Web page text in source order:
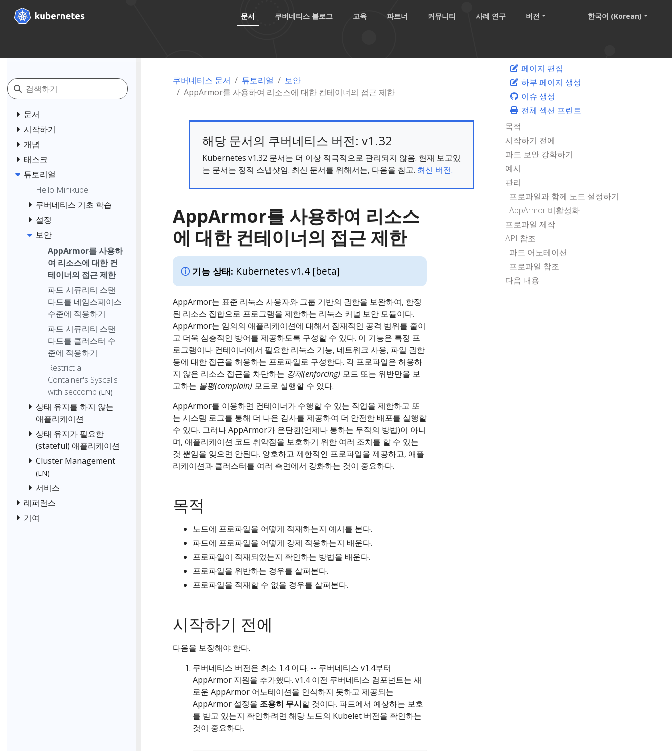
문서 쿠버네티스 블로그 교육 파트너 커뮤니티 사례 연구 버전 한국어 (Korean)
문서
시작하기
개념
태스크
튜토리얼
Hello Minikube
쿠버네티스 기초 학습
설정
보안
AppArmor를 사용하
여 리소스에 대한 컨
테이너의 접근 제한
파드 시큐리티 스탠
다드를 네임스페이스
수준에 적용하기
파드 시큐리티 스탠
다드를 클러스터 수
준에 적용하기
Restrict a
Container's Syscalls
with seccomp (EN)
상태 유지를 하지 않는
애플리케이션
상태 유지가 필요한
(stateful) 애플리케이션
Cluster Management
(EN)
서비스
레퍼런스
기여
쿠버네티스 문서 튜토리얼
보안
AppArmor를 사용하여 리소스에 대한 컨테이너의 접근 제한
해당 문서의 쿠버네티스 버전: v1.32
Kubernetes v1.32 문서는 더 이상 적극적으로 관리되지 않음. 현재 보고있
는 문서는 정적 스냅샷임. 최신 문서를 위해서는, 다음을 참고. 최신 버전.
AppArmor를 사용하여 리소스
에 대한 컨테이너의 접근 제한
기능 상태: Kubernetes v1.4 [beta]
AppArmor는 표준 리눅스 사용자와 그룹 기반의 권한을 보완하여, 한정
된 리소스 집합으로 프로그램을 제한하는 리눅스 커널 보안 모듈이다.
AppArmor는 임의의 애플리케이션에 대해서 잠재적인 공격 범위를 줄이
고 더욱 심층적인 방어를 제공하도록 구성할 수 있다. 이 기능은 특정 프
로그램이나 컨테이너에서 필요한 리눅스 기능, 네트워크 사용, 파일 권한
등에 대한 접근을 허용하는 프로파일로 구성한다. 각 프로파일은 허용하
지 않은 리소스 접근을 차단하는 강제(enforcing) 모드 또는 위반만을 보
고하는 불평(complain) 모드로 실행할 수 있다.
AppArmor를 이용하면 컨테이너가 수행할 수 있는 작업을 제한하고 또
는 시스템 로그를 통해 더 나은 감사를 제공하여 더 안전한 배포를 실행할
수 있다. 그러나 AppArmor가 은탄환(언제나 통하는 무적의 방법)이 아니
며, 애플리케이션 코드 취약점을 보호하기 위한 여러 조치를 할 수 있는
것 뿐임을 잊으면 안된다. 양호하고 제한적인 프로파일을 제공하고, 애플
리케이션과 클러스터를 여러 측면에서 강화하는 것이 중요하다.
목적
노드에 프로파일을 어떻게 적재하는지 예시를 본다.
파드에 프로파일을 어떻게 강제 적용하는지 배운다.
프로파일이 적재되었는지 확인하는 방법을 배운다.
프로파일을 위반하는 경우를 살펴본다.
프로파일을 적재할 수 없을 경우를 살펴본다.
시작하기 전에
다음을 보장해야 한다.
쿠버네티스 버전은 최소 1.4 이다. -- 쿠버네티스 v1.4부터
AppArmor 지원을 추가했다. v1.4 이전 쿠버네티스 컴포넌트는 새
로운 AppArmor 어노테이션을 인식하지 못하고 제공되는
AppArmor 설정을 조용히 무시할 것이다. 파드에서 예상하는 보호
를 받고 있는지 확인하려면 해당 노드의 Kubelet 버전을 확인하는
것이 중요하다.
페이지 편집
하부 페이지 생성
이슈 생성
전체 섹션 프린트
목적
시작하기 전에
파드 보안 강화하기
예시
관리
프로파일과 함께 노드 설정하기
AppArmor 비활성화
프로파일 제작
API 참조
파드 어노테이션
프로파일 참조
다음 내용